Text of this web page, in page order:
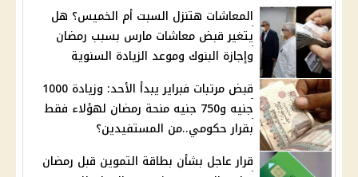
المعاشات هتنزل السبت أم الخميس؟ هل
يتغير قبض معاشات مارس بسبب رمضان
وإجازة البنوك وموعد الزيادة السنوية
قبض مرتبات فبراير يبدأ الأحد: وزيادة 1000
جنيه و750 جنيه منحة رمضان لهؤلاء فقط
بقرار حكومي..من المستفيدين؟
قرار عاجل بشأن بطاقة التموين قبل رمضان